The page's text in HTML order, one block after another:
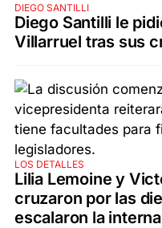
DIEGO SANTILLI
Diego Santilli le
Villarruel tras sus
LOS DETALLES
Lilia Lemoine y
cruzaron por las
escalaron la interna